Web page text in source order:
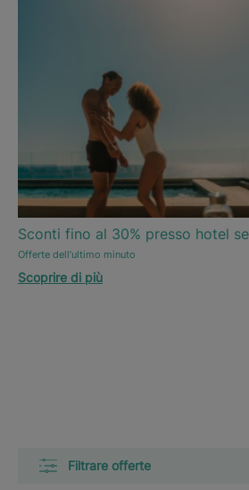
Sconti fino al 30% presso hotel
Offerte dell’ultimo minuto
Scoprire di più
Filtrare offerte